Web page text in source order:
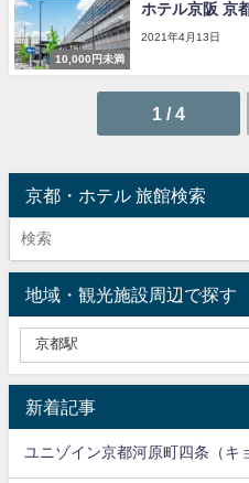
10,000円未満
ホテル京阪 京
2021年4月13日
1 / 4
京都・ホテル 旅館検索
地域・観光施設周辺で探す
新着記事
ユニゾイン京都河原町四条（キ